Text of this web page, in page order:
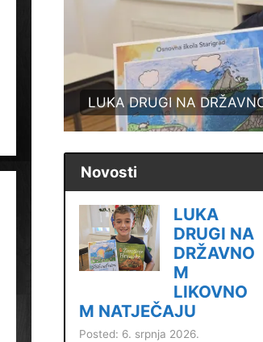
Naše djelatnice
Novosti
LUKA
DRUGI NA
DRŽAVNO
M
LIKOVNO
M NATJEČAJU
Posted: 6. srpnja 2026.